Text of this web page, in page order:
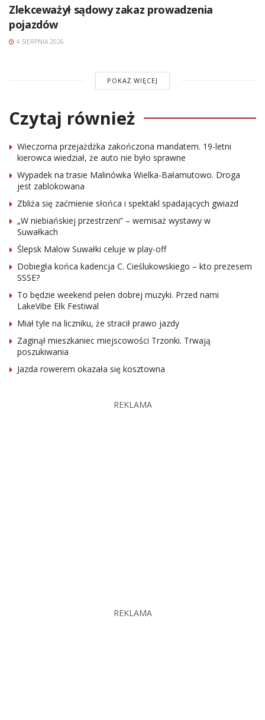
Zlekceważył sądowy zakaz prowadzenia
pojazdów
4 SIERPNIA 2026
POKAŻ WIĘCEJ
Czytaj również
Wieczorna przejażdżka zakończona mandatem. 19-letni
kierowca wiedział, że auto nie było sprawne
Wypadek na trasie Malinówka Wielka-Bałamutowo. Droga
jest zablokowana
Zbliża się zaćmienie słońca i spektakl spadających gwiazd
„W niebiańskiej przestrzeni” – wernisaż wystawy w
Suwałkach
Ślepsk Malow Suwałki celuje w play-off
Dobiegła końca kadencja C. Cieślukowskiego – kto prezesem
SSSE?
To będzie weekend pełen dobrej muzyki. Przed nami
LakeVibe Ełk Festiwal
Miał tyle na liczniku, że stracił prawo jazdy
Zaginął mieszkaniec miejscowości Trzonki. Trwają
poszukiwania
Jazda rowerem okazała się kosztowna
REKLAMA
REKLAMA